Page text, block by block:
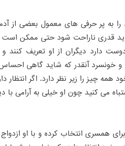
به پر حرفی های معمول بعضی از
قدری ناراحت شود حتی ممکن است
دارد دیگران از او تعریف
خونسرد آنقدر که شاید گاهی
همه چیز را زیر نظر دارد. اگر انتظار
می کنید چون او خیلی به آرامی با
همسری انتخاب کرده و با او